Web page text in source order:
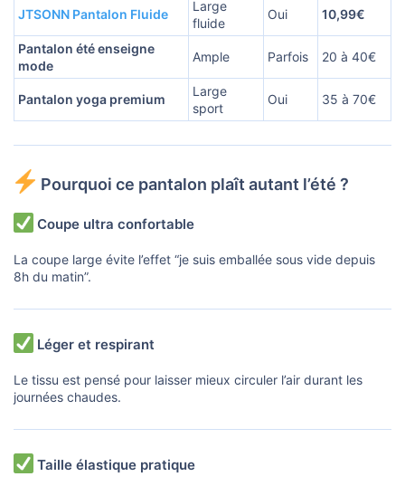
JTSONN Pantalon Fluide
Large
fluide
Oui 10,99€
Pantalon été enseigne
mode
Ample Parfois 20 à 40€
Pantalon yoga premium
Large
sport
Oui 35 à 70€
Pourquoi ce pantalon plaît autant l’été ?
Coupe ultra confortable
La coupe large évite l’effet “je suis emballée sous vide depuis
8h du matin”.
Léger et respirant
Le tissu est pensé pour laisser mieux circuler l’air durant les
journées chaudes.
Taille élastique pratique